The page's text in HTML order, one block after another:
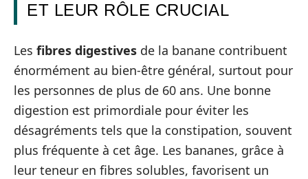
ET LEUR RÔLE CRUCIAL
Les fibres digestives de la banane contribuent
énormément au bien-être général, surtout pour
les personnes de plus de 60 ans. Une bonne
digestion est primordiale pour éviter les
désagréments tels que la constipation, souvent
plus fréquente à cet âge. Les bananes, grâce à
leur teneur en fibres solubles, favorisent un